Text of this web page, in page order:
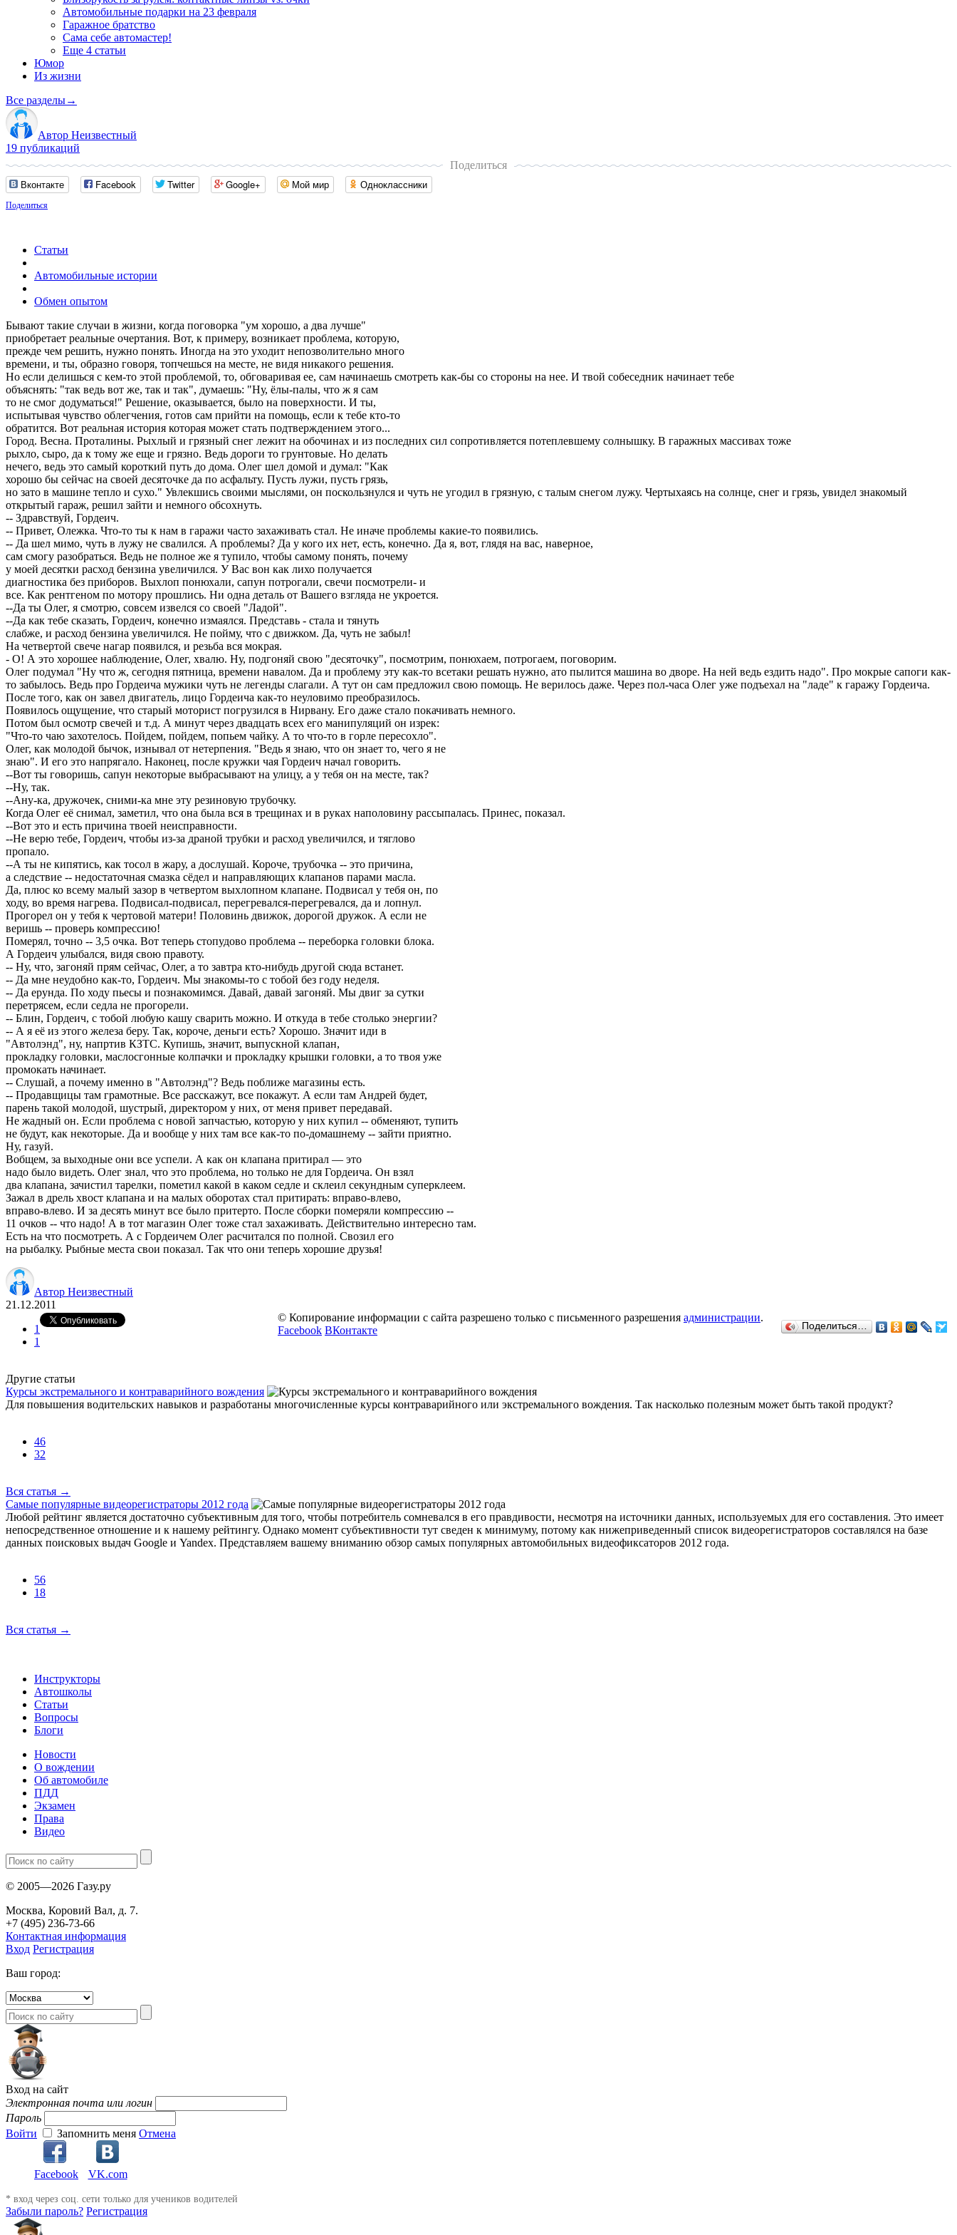
Автомобильные подарки на 23 февраля
Гаражное братство
Сама себе автомастер!
Еще 4 статьи
Юмор
Из жизни
Все разделы→
Автор Неизвестный
19 публикаций
Поделиться
Вконтакте Facebook Twitter Google+ Мой мир Одноклассники
Поделиться
Статьи
Автомобильные истории
Обмен опытом
Бывают такие случаи в жизни, когда поговорка "ум хорошо, а два лучше"
приобретает реальные очертания. Вот, к примеру, возникает проблема, которую,
прежде чем решить, нужно понять. Иногда на это уходит непозволительно много
времени, и ты, образно говоря, топчешься на месте, не видя никакого решения.
Но если делишься с кем-то этой проблемой, то, обговаривая ее, сам начинаешь смотреть как-бы со стороны на нее. И твой собеседник начинает тебе
объяснять: "так ведь вот же, так и так", думаешь: "Ну, ёлы-палы, что ж я сам
то не смог додуматься!" Решение, оказывается, было на поверхности. И ты,
испытывая чувство облегчения, готов сам прийти на помощь, если к тебе кто-то
обратится. Вот реальная история которая может стать подтверждением этого...
Город. Весна. Проталины. Рыхлый и грязный снег лежит на обочинах и из последних сил сопротивляется потеплевшему солнышку. В гаражных массивах тоже
рыхло, сыро, да к тому же еще и грязно. Ведь дороги то грунтовые. Но делать
нечего, ведь это самый короткий путь до дома. Олег шел домой и думал: "Как
хорошо бы сейчас на своей десяточке да по асфальту. Пусть лужи, пусть грязь,
но зато в машине тепло и сухо." Увлекшись своими мыслями, он поскользнулся и чуть не угодил в грязную, с талым снегом лужу. Чертыхаясь на солнце, снег и грязь, увидел знакомый
открытый гараж, решил зайти и немного обсохнуть.
-- Здравствуй, Гордеич.
-- Привет, Олежка. Что-то ты к нам в гаражи часто захаживать стал. Не иначе проблемы какие-то появились.
-- Да шел мимо, чуть в лужу не свалился. А проблемы? Да у кого их нет, есть, конечно. Да я, вот, глядя на вас, наверное,
сам смогу разобраться. Ведь не полное же я тупило, чтобы самому понять, почему
у моей десятки расход бензина увеличился. У Вас вон как лихо получается
диагностика без приборов. Выхлоп понюхали, сапун потрогали, свечи посмотрели- и
все. Как рентгеном по мотору прошлись. Ни одна деталь от Вашего взгляда не укроется.
--Да ты Олег, я смотрю, совсем извелся со своей "Ладой".
--Да как тебе сказать, Гордеич, конечно измаялся. Представь - стала и тянуть
слабже, и расход бензина увеличился. Не пойму, что с движком. Да, чуть не забыл!
На четвертой свече нагар появился, и резьба вся мокрая.
- О! А это хорошее наблюдение, Олег, хвалю. Ну, подгоняй свою "десяточку", посмотрим, понюхаем, потрогаем, поговорим.
Олег подумал "Ну что ж, сегодня пятница, времени навалом. Да и проблему эту как-то всетаки решать нужно, ато пылится машина во дворе. На ней ведь ездить надо". Про мокрые сапоги как-
то забылось. Ведь про Гордеича мужики чуть не легенды слагали. А тут он сам предложил свою помощь. Не верилось даже. Через пол-часа Олег уже подъехал на "ладе" к гаражу Гордеича.
После того, как он завел двигатель, лицо Гордеича как-то неуловимо преобразилось.
Появилось ощущение, что старый моторист погрузился в Нирвану. Его даже стало покачивать немного.
Потом был осмотр свечей и т.д. А минут через двадцать всех его манипуляций он изрек:
"Что-то чаю захотелось. Пойдем, пойдем, попьем чайку. А то что-то в горле пересохло".
Олег, как молодой бычок, изнывал от нетерпения. "Ведь я знаю, что он знает то, чего я не
знаю". И его это напрягало. Наконец, после кружки чая Гордеич начал говорить.
--Вот ты говоришь, сапун некоторые выбрасывают на улицу, а у тебя он на месте, так?
--Ну, так.
--Ану-ка, дружочек, сними-ка мне эту резиновую трубочку.
Когда Олег её снимал, заметил, что она была вся в трещинах и в руках наполовину рассыпалась. Принес, показал.
--Вот это и есть причина твоей неисправности.
--Не верю тебе, Гордеич, чтобы из-за драной трубки и расход увеличился, и тяглово
пропало.
--А ты не кипятись, как тосол в жару, а дослушай. Короче, трубочка -- это причина,
а следствие -- недостаточная смазка сёдел и направляющих клапанов парами масла.
Да, плюс ко всему малый зазор в четвертом выхлопном клапане. Подвисал у тебя он, по
ходу, во время нагрева. Подвисал-подвисал, перегревался-перегревался, да и лопнул.
Прогорел он у тебя к чертовой матери! Половинь движок, дорогой дружок. А если не
веришь -- проверь компрессию!
Померял, точно -- 3,5 очка. Вот теперь стопудово проблема -- переборка головки блока.
А Гордеич улыбался, видя свою правоту.
-- Ну, что, загоняй прям сейчас, Олег, а то завтра кто-нибудь другой сюда встанет.
-- Да мне неудобно как-то, Гордеич. Мы знакомы-то с тобой без году неделя.
-- Да ерунда. По ходу пьесы и познакомимся. Давай, давай загоняй. Мы двиг за сутки
перетрясем, если седла не прогорели.
-- Блин, Гордеич, с тобой любую кашу сварить можно. И откуда в тебе столько энергии?
-- А я её из этого железа беру. Так, короче, деньги есть? Хорошо. Значит иди в
"Автолэнд", ну, напртив КЗТС. Купишь, значит, выпускной клапан,
прокладку головки, маслосгонные колпачки и прокладку крышки головки, а то твоя уже
промокать начинает.
-- Слушай, а почему именно в "Автолэнд"? Ведь поближе магазины есть.
-- Продавщицы там грамотные. Все расскажут, все покажут. А если там Андрей будет,
парень такой молодой, шустрый, директором у них, от меня привет передавай.
Не жадный он. Если проблема с новой запчастью, которую у них купил -- обменяют, тупить
не будут, как некоторые. Да и вообще у них там все как-то по-домашнему -- зайти приятно.
Ну, газуй.
Вобщем, за выходные они все успели. А как он клапана притирал — это
надо было видеть. Олег знал, что это проблема, но только не для Гордеича. Он взял
два клапана, зачистил тарелки, пометил какой в каком седле и склеил секундным суперклеем.
Зажал в дрель хвост клапана и на малых оборотах стал притирать: вправо-влево,
вправо-влево. И за десять минут все было притерто. После сборки померяли компрессию --
11 очков -- что надо! А в тот магазин Олег тоже стал захаживать. Действительно интересно там.
Есть на что посмотреть. А с Гордеичем Олег расчитался по полной. Свозил его
на рыбалку. Рыбные места свои показал. Так что они теперь хорошие друзья!
Автор Неизвестный
21.12.2011
1
1
Поделиться…
© Копирование информации с сайта разрешено только с письменного разрешения администрации.
Facebook ВКонтакте
Другие статьи
Курсы экстремального и контраварийного вождения
Для повышения водительских навыков и разработаны многочисленные курсы контраварийного или экстремального вождения. Так насколько полезным может быть такой продукт?
46
32
Вся статья →
Самые популярные видеорегистраторы 2012 года
Любой рейтинг является достаточно субъективным для того, чтобы потребитель сомневался в его правдивости, несмотря на источники данных, используемых для его составления. Это имеет
непосредственное отношение и к нашему рейтингу. Однако момент субъективности тут сведен к минимуму, потому как нижеприведенный список видеорегистраторов составлялся на базе
данных поисковых выдач Google и Yandex. Представляем вашему вниманию обзор самых популярных автомобильных видеофиксаторов 2012 года.
56
18
Вся статья →
Инструкторы
Автошколы
Статьи
Вопросы
Блоги
Новости
О вождении
Об автомобиле
ПДД
Экзамен
Права
Видео
© 2005—2026 Газу.ру
Москва, Коровий Вал, д. 7.
+7 (495) 236-73-66
Контактная информация
Вход Регистрация
Ваш город:
Вход на сайт
Электронная почта или логин
Пароль
Войти
Запомнить меня Отмена
Facebook VK.com
* вход через соц. сети только для учеников водителей
Забыли пароль? Регистрация